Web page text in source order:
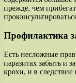
прежде, чем
Профилактика
Есть несложные
паразитах забыть и
крохи, и в